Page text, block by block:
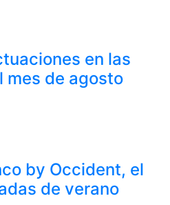
en las
mes de agosto
by Occident, el
de verano